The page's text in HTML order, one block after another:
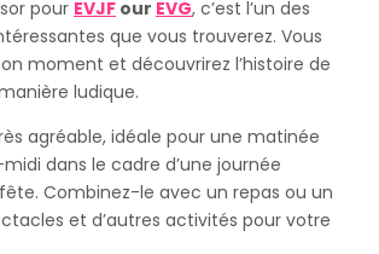
pour EVJF our EVG, c’est l’un des
que vous trouverez. Vous
moment et découvrirez l’histoire de
ludique.
agréable, idéale pour une matinée
dans le cadre d’une journée
Combinez-le avec un repas ou un
et d’autres activités pour votre